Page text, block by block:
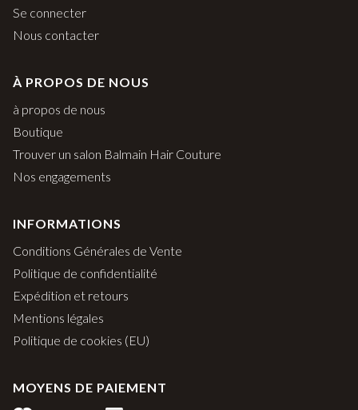
Se connecter
Nous contacter
À PROPOS DE NOUS
à propos de nous
Boutique
Trouver un salon Balmain Hair Couture
Nos engagements
INFORMATIONS
Conditions Générales de Vente
Politique de confidentialité
Expédition et retours
Mentions légales
Politique de cookies (EU)
MOYENS DE PAIEMENT